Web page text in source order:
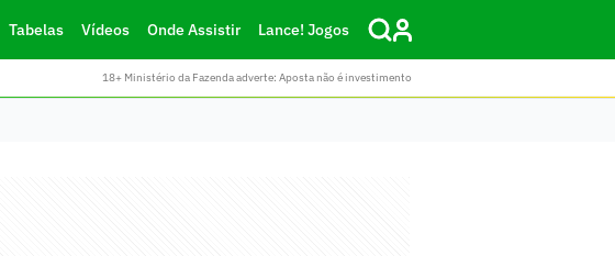
Tabelas Vídeos Onde Assistir Lance! Jogos
18+ Ministério da Fazenda adverte: Aposta não é investimento